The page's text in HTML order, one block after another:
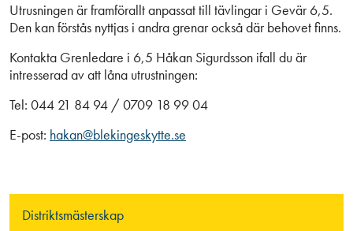
Distriktsmästerskap
Utrusningen är framförallt anpassat till tävlingar i Gevär 6,5.
Den kan förstås nyttjas i andra grenar också där behovet finns.
Kontakta Grenledare i 6,5 Håkan Sigurdsson ifall du är
intresserad av att låna utrustningen:
Tel: 044 21 84 94 / 0709 18 99 04
E-post: hakan@blekingeskytte.se